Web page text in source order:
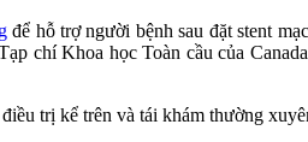
để hỗ trợ người bệnh sau đặt stent
chí Khoa học Toàn cầu của
trị kể trên và tái khám thường